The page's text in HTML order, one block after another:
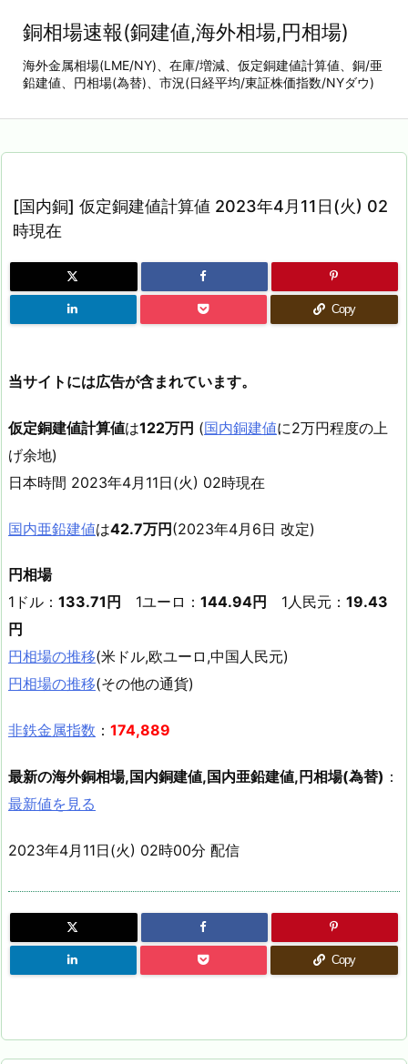
銅相場速報(銅建値,海外相場,円相場)
海外金属相場(LME/NY)、在庫/増減、仮定銅建値計算値、銅/亜
鉛建値、円相場(為替)、市況(日経平均/東証株価指数/NYダウ)
[国内銅] 仮定銅建値計算値 2023年4月11日(火) 02
時現在
Copy
当サイトには広告が含まれています。
仮定銅建値計算値は122万円 (国内銅建値に2万円程度の上
げ余地)
日本時間 2023年4月11日(火) 02時現在
国内亜鉛建値は42.7万円(2023年4月6日 改定)
円相場
1ドル： 133.71円 1ユーロ： 144.94円 1人民元： 19.43
円
円相場の推移(米ドル,欧ユーロ,中国人民元)
円相場の推移(その他の通貨)
非鉄金属指数 ： 174,889
最新の海外銅相場,国内銅建値,国内亜鉛建値,円相場(為替) ：
最新値を見る
2023年4月11日(火) 02時00分 配信
Copy